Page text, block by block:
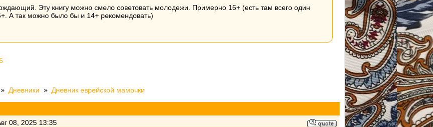
Эту книгу можно смело советовать молодежи. Примерно 16+ (есть там всего один
А так можно было бы и 14+ рекомендовать)
» Дневники » Дневник еврейской мамочки
08, 2025 13:35